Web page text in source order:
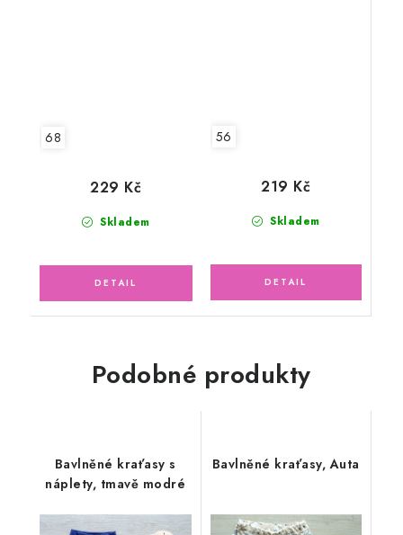
68
Skladem
229 Kč
56
Skladem
219 Kč
Podobné produkty
Bavlněné kraťasy s
náplety, tmavě modré
Bavlněné kraťasy, Auta